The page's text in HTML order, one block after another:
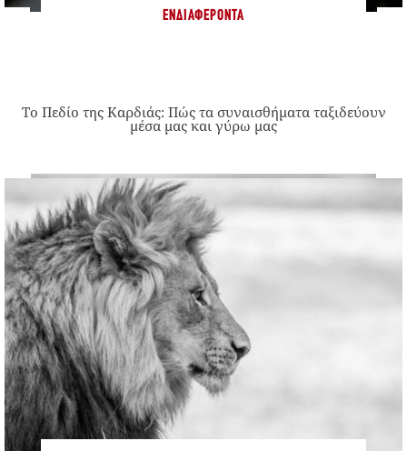
ΕΝΔΙΑΦΈΡΟΝΤΑ
Το Πεδίο της Καρδιάς: Πώς τα συναισθήματα ταξιδεύουν
μέσα μας και γύρω μας